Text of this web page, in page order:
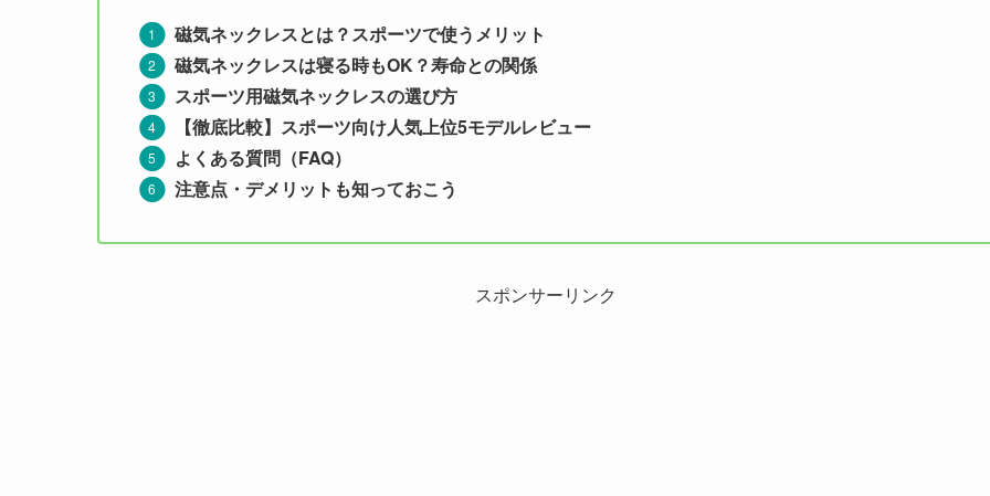
磁気ネックレスとは？スポーツで使うメリット
磁気ネックレスは寝る時もOK？寿命との関係
スポーツ用磁気ネックレスの選び方
【徹底比較】スポーツ向け人気上位5モデルレビュー
よくある質問（FAQ）
注意点・デメリットも知っておこう
スポンサーリンク